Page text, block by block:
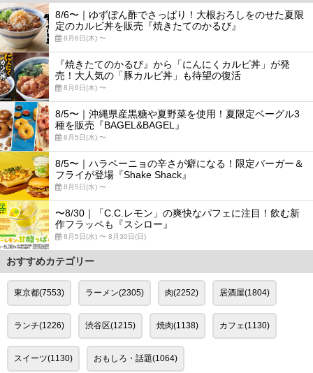
8/6〜｜ゆずぽん酢でさっぱり！大根おろしをのせた夏限
定のカルビ丼を販売『焼きたてのかるび』
8月6日(木) 〜
『焼きたてのかるび』から「にんにくカルビ丼」が発
売！大人気の「豚カルビ丼」も待望の復活
8月6日(木) 〜
8/5〜｜沖縄県産黒糖や夏野菜を使用！夏限定ベーグル3
種を販売『BAGEL&BAGEL』
8月5日(水) 〜
8/5〜｜ハラペーニョの辛さが癖になる！限定バーガー＆
フライが登場『Shake Shack』
8月5日(水) 〜
〜8/30｜「C.C.レモン」の爽快なパフェに注目！飲む新
作フラッペも『スシロー』
8月5日(水) 〜 8月30日(日)
おすすめカテゴリー
東京都(7553) ラーメン(2305) 肉(2252) 居酒屋(1804)
ランチ(1226) 渋谷区(1215) 焼肉(1138) カフェ(1130)
スイーツ(1130) おもしろ・話題(1064)